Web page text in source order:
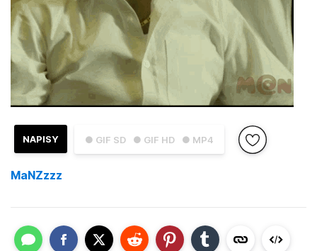
● GIF SD ● GIF HD ● MP4
NAPISY
MaNZzzz